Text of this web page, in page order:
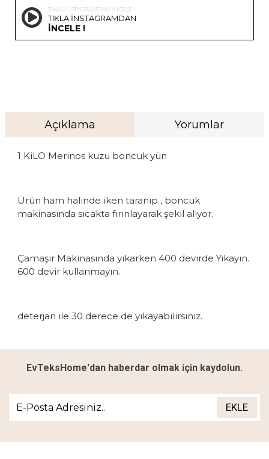
TIKLA İNSTAGRAMDAN İNCELE !
TIKLA İNSTAGRAMDAN
İNCELE !
Açıklama Yorumlar
1 KiLO Merinos kuzu boncuk yün
Ürün ham halinde iken taranıp , boncuk
makinasında sıcakta fırınlayarak şekil alıyor.
Çamaşır Makinasında yıkarken 400 devirde Yıkayın.
600 devir kullanmayın.
deterjan ile 30 derece de yıkayabilirsiniz.
EvTeksHome'dan haberdar olmak için kaydolun.
EKLE